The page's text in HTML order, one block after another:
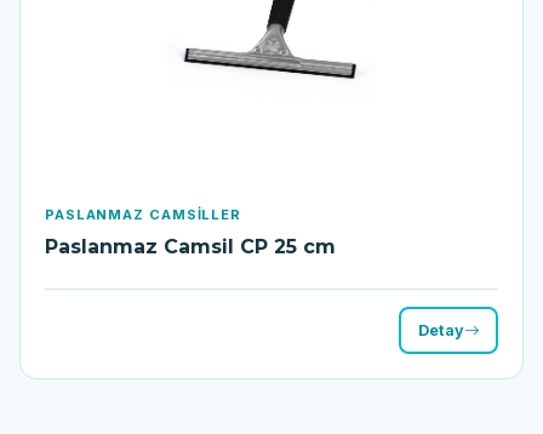
PASLANMAZ CAMSILLER
Paslanmaz Camsil CP 25 cm
Detay